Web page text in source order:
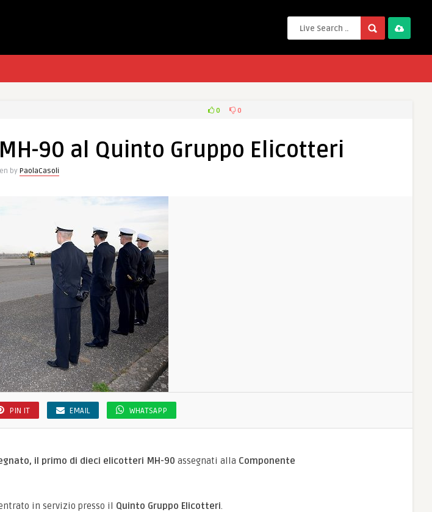
0 0
90 al Quinto Gruppo Elicotteri
by PaolaCasoli
PIN IT EMAIL WHATSAPP
il primo di dieci elicotteri MH-90 assegnati alla Componente
in servizio presso il Quinto Gruppo Elicotteri.